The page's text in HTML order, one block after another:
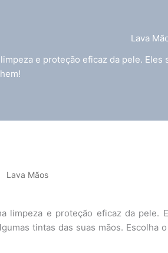
Lava
e proteção eficaz da pele.
Lava Mãos
limpeza e proteção eficaz da pele.
tintas das suas mãos. Escolha